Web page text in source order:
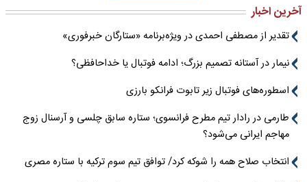
آخرین اخبار
تقدیر از مصطفی احمدی در ویژه‌برنامه «ستارگان خبرفوری»
نیمار در آستانه تصمیم بزرگ؛ ادامه فوتبال یا خداحافظی؟
اسطوره‌های فوتبال زیر تابوت فرانکو بارزی
طارمی در رادار تیم مطرح فرانسوی؛ ستاره سابق چلسی و آرسنال زوج
مهاجم ایرانی می‌شود؟
انتخاب صلاح همه را شوکه کرد/ توافق تیم سوم ترکیه با ستاره مصری